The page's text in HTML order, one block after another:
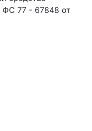
77 - 67848 от